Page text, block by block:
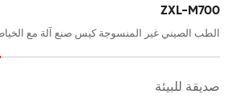
ZXL-M700
الطب الصيني غير المنسوجة كيس صنع آلة مع
صديقة للبيئة